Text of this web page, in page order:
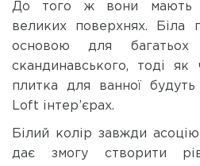
До того ж вони мають
великих поверхнях. Біла
основою для багатьох
скандинавського, тоді як
плитка для ванної
Loft інтер’єрах.
Білий колір завжди
дає змогу створити